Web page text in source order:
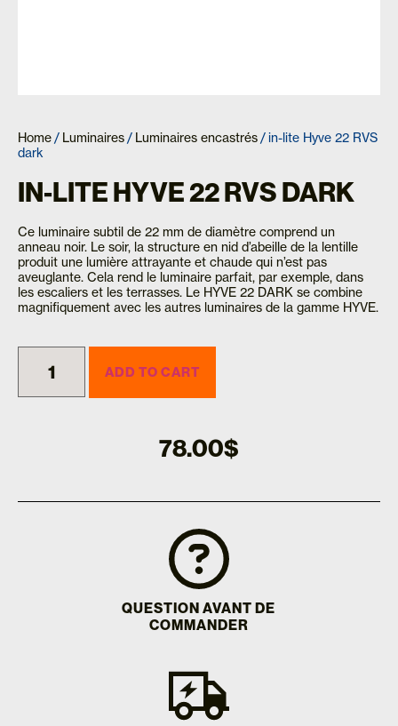
Home/ Luminaires/ Luminaires encastrés/ in-lite Hyve 22 RVS
dark
IN-LITE HYVE 22 RVS DARK
Ce luminaire subtil de 22 mm de diamètre comprend un
anneau noir. Le soir, la structure en nid d’abeille de la lentille
produit une lumière attrayante et chaude qui n’est pas
aveuglante. Cela rend le luminaire parfait, par exemple, dans
les escaliers et les terrasses. Le HYVE 22 DARK se combine
magnifiquement avec les autres luminaires de la gamme HYVE.
ADD TO CART
78.00$
QUESTION AVANT DE
COMMANDER